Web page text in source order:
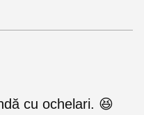
cu ochelari. 😆